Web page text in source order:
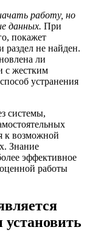
работу, но
данных. При
покажет
раздел не найден.
ли
с жестким
устранения
системы,
к возможной
Знание
эффективное
работы
установить